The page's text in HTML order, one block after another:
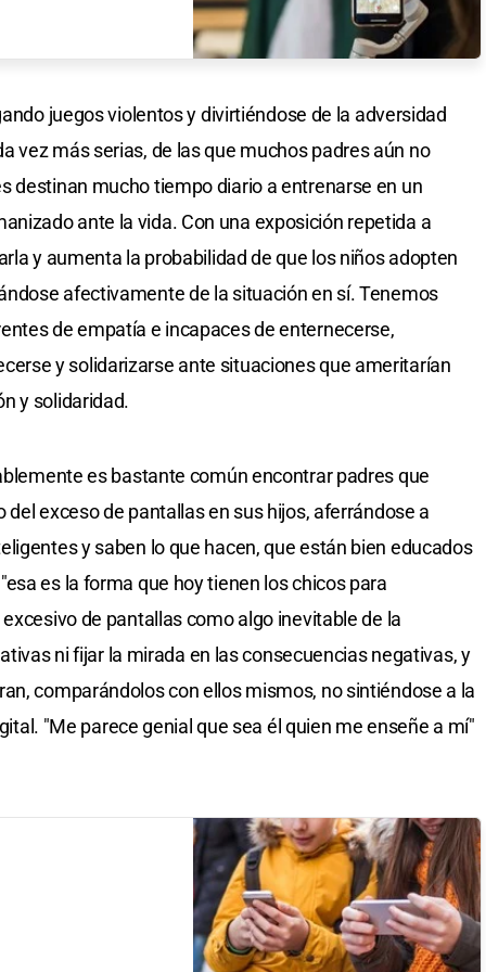
juegos violentos y divirtiéndose de la adversidad
vez más serias, de las que muchos padres aún no
destinan mucho tiempo diario a entrenarse en un
ante la vida. Con una exposición repetida a
y aumenta la probabilidad de que los niños adopten
afectivamente de la situación en sí. Tenemos
de empatía e incapaces de enternecerse,
y solidarizarse ante situaciones que ameritarían
y solidaridad.
es bastante común encontrar padres que
exceso de pantallas en sus hijos, aferrándose a
y saben lo que hacen, que están bien educados
es la forma que hoy tienen los chicos para
de pantallas como algo inevitable de la
ni fijar la mirada en las consecuencias negativas, y
comparándolos con ellos mismos, no sintiéndose a la
"Me parece genial que sea él quien me enseñe a mí"